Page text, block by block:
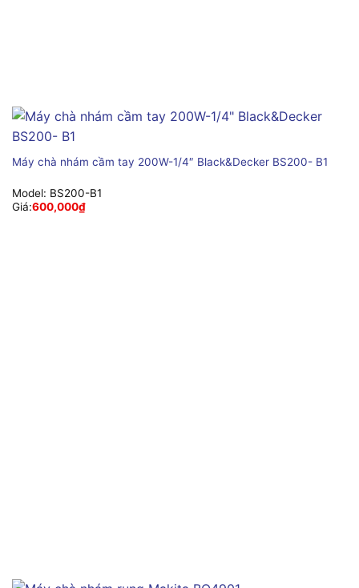
Máy chà nhám cầm tay 200W-1/4″ Black&Decker BS200- B1
Model: BS200-B1
Giá:600,000₫